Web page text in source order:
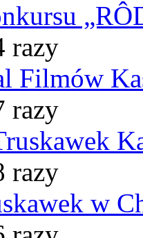
razy
Filmów
razy
razy
w